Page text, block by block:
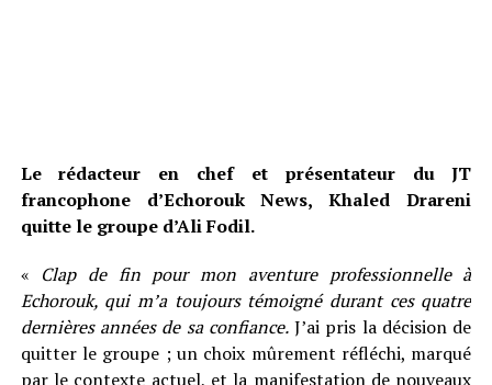
Le rédacteur en chef et présentateur du JT
francophone d’Echorouk News, Khaled Drareni
quitte le groupe d’Ali Fodil.
« Clap de fin pour mon aventure professionnelle à
Echorouk, qui m’a toujours témoigné durant ces quatre
dernières années de sa confiance.J’ai pris la décision de
quitter le groupe ; un choix mûrement réfléchi, marqué
par le contexte actuel, et la manifestation de nouveaux